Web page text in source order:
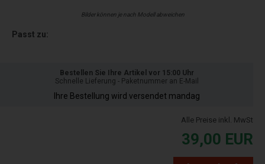
Bilder können je nach Modell abweichen
Passt zu:
Bestellen Sie Ihre Artikel vor 15:00 Uhr
Schnelle Lieferung - Paketnummer an E-Mail
Ihre Bestellung wird versendet mandag
Alle Preise inkl. MwSt
39,00 EUR